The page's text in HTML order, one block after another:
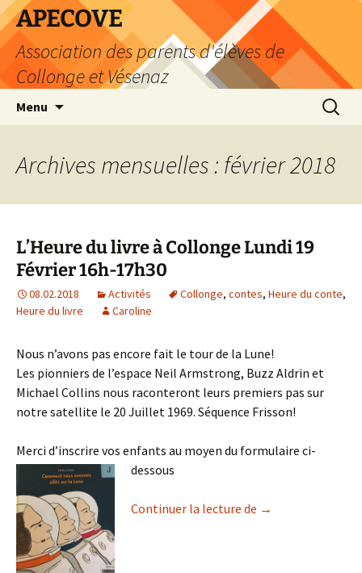
Aller
au
contenu
APECOVE
Association des parents d'élèves de
Collonge et Vésenaz
Menu
Archives mensuelles : février 2018
L’Heure du livre à Collonge Lundi 19
Février 16h-17h30
08.02.2018 Activités Collonge, contes, Heure du conte,
Heure du livre
Caroline
Nous n’avons pas encore fait le tour de la Lune!
Les pionniers de l’espace Neil Armstrong, Buzz Aldrin et
Michael Collins nous raconteront leurs premiers pas sur
notre satellite le 20 Juillet 1969. Séquence Frisson!
Merci d’inscrire vos enfants au moyen du formulaire ci-
dessous
Continuer la lecture de L’Heure du livre
→